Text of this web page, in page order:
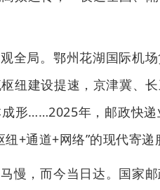
全局。鄂州花湖国际机
纽建设提速，京津冀、
形……2025年，邮政快
纽+通道+网络”的现代寄递
慢，而今当日达。国家